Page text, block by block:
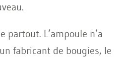
partout. L’ampoule n’a
fabricant de bougies, le